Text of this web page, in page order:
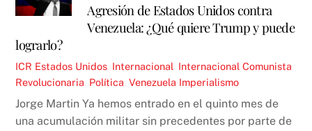
Agresión de Estados Unidos contra
Venezuela: ¿Qué quiere Trump y puede
lograrlo?
ICR Estados Unidos Internacional Internacional Comunista
Revolucionaria Política ,Venezuela Imperialismo
Jorge Martin Ya hemos entrado en el quinto mes de
una acumulación militar sin precedentes por parte de